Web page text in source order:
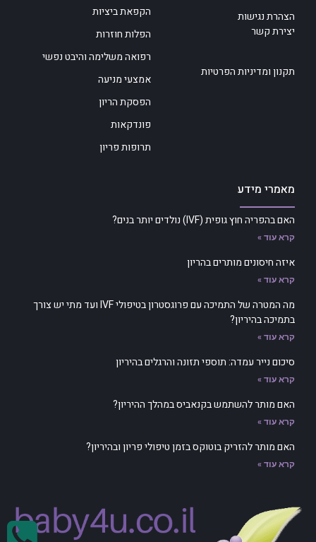
הצהרת נגישות
יצירת קשר
תקנון ומדיניות הפרטיות
הקפאת ביציות
הפלות חוזרות
רפואה משלימה והיבט נפשי
אמצעי מניעה
הפסקת הריון
פונדקאות
תרופות פריון
מאמרי מידע
האם בהפריה חוץ גופית (IVF) נולדים יותר בנים?
קרא עוד »
איזה חיסונים מותרים בהריון
קרא עוד »
מה המטרה של התמיכה עם פרוגסטרון בטיפולי IVF ועד מתי יש צורך
בתמיכה בהיריון?
קרא עוד »
סיכום נייר עמדה: תוספי תזונה והרגלים בהיריון
קרא עוד »
האם מותר להשתמש בקנאביס במהלך ההיריון?
קרא עוד »
האם מותר להזריק בוטוקס בזמן טיפולי פריון ובהיריון?
קרא עוד »